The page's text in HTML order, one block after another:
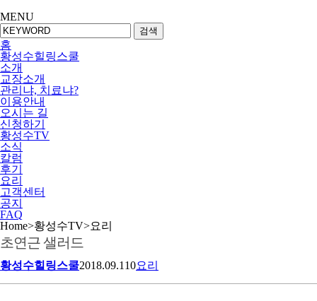
MENU
검색
홈
황성수힐링스쿨
소개
교장소개
관리냐, 치료냐?
이용안내
오시는 길
신청하기
황성수TV
소식
칼럼
후기
요리
고객센터
공지
FAQ
Home>황성수TV>요리
초연근 샐러드
황성수힐링스쿨2018.09.110요리